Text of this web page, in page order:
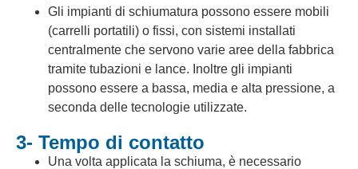
Gli impianti di schiumatura possono essere mobili
(carrelli portatili) o fissi, con sistemi installati
centralmente che servono varie aree della fabbrica
tramite tubazioni e lance. Inoltre gli impianti
possono essere a bassa, media e alta pressione, a
seconda delle tecnologie utilizzate.
3- Tempo di contatto
Una volta applicata la schiuma, è necessario